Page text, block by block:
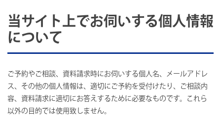
当サイト上でお伺いする個人情報
について
ご予約やご相談、資料請求時にお伺いする個人名、メールアドレ
ス、その他の個人情報は、適切にご予約を受付けたり、ご相談内
容、資料請求に適切にお答えするために必要なものです。これら
以外の目的では使用致しません。